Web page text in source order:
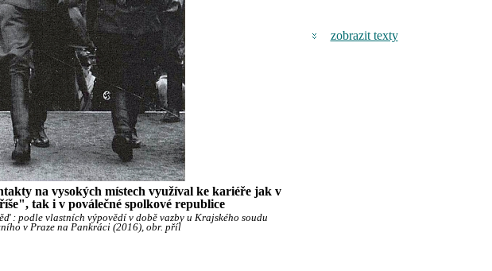
na vysokých místech využíval ke kariéře jak v
tak i v poválečné spolkové republice
: podle vlastních výpovědí v době vazby u Krajského soudu
v Praze na Pankráci (2016), obr. příl
zobrazit texty